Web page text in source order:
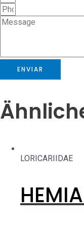
ENVIAR
LORICARIIDAE